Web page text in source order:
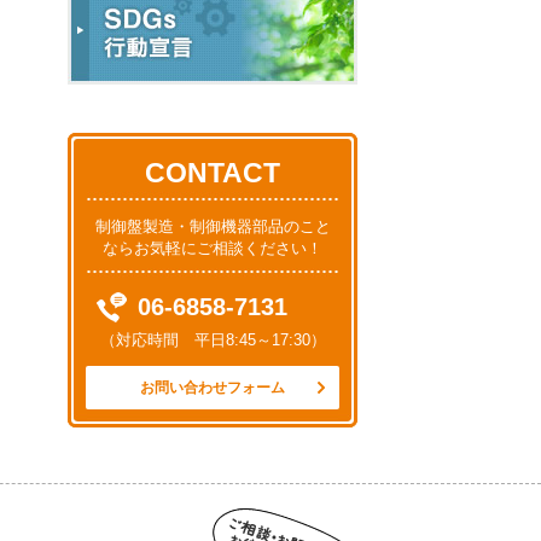
CONTACT
制御盤製造・制御機器部品のこと
ならお気軽にご相談ください！
06-6858-7131
（対応時間 平日8:45～17:30）
お問い合わせフォーム